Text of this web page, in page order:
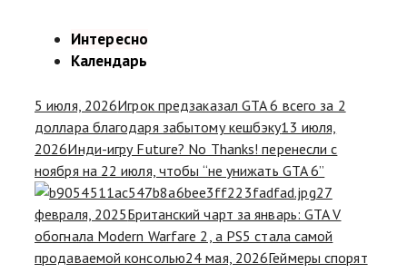
Интересно
Календарь
5 июля, 2026Игрок предзаказал GTA 6 всего за 2
доллара благодаря забытому кешбэку13 июля,
2026Инди-игру Future? No Thanks! перенесли с
ноября на 22 июля, чтобы “не унижать GTA 6”
27
февраля, 2025Британский чарт за январь: GTA V
обогнала Modern Warfare 2, а PS5 стала самой
продаваемой консолью24 мая, 2026Геймеры спорят